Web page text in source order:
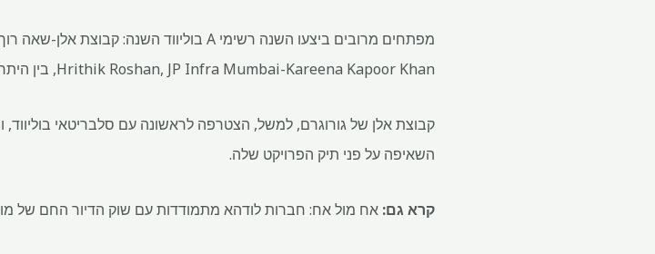
Hrithik Roshan, JP Infra Mumbai-Kareena Kapoor Khan, בין היתר.
קבוצת אלן של גורוגרם, למשל, הצטרפה לראשונה עם סלבריטאי
השאיפה על פני תיק הפרויקט שלה.
קרא גם: אח מול אח: חברות לודהא מתמודדות עם שוק הדיור החם של